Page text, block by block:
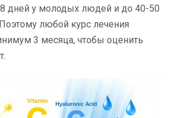
дней у молодых людей и до 40-50
любой курс лечения
3 месяца, чтобы оценить